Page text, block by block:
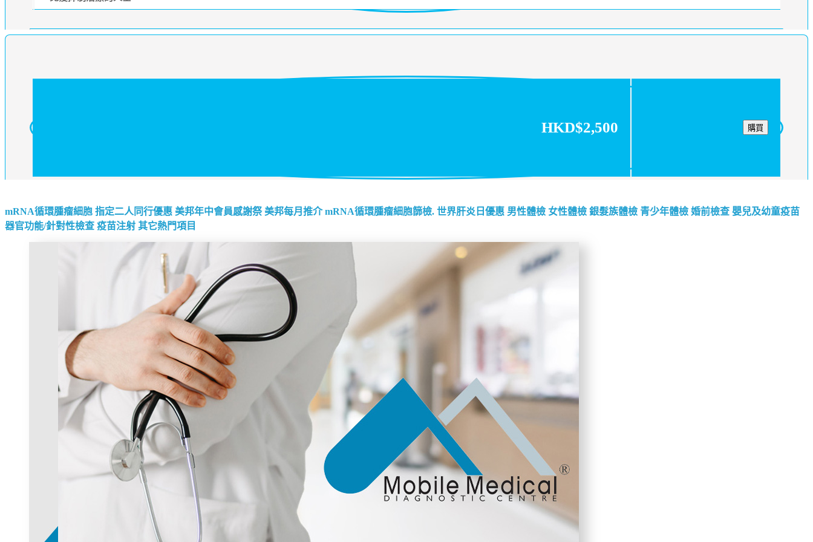
HKD$2,500 購買
mRNA循環腫瘤細胞 指定二人同行優惠 美邦年中會員感謝祭 美邦每月推介 mRNA循環腫瘤細胞篩檢. 世界肝炎日優惠 男性體檢 女性體檢 銀髮族體檢 青少年體檢 婚前檢查 嬰兒及幼童疫苗
器官功能/針對性檢查 疫苗注射 其它熱門項目